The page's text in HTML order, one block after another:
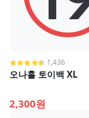
1,436
오나홀 토이백 XL
2,300원